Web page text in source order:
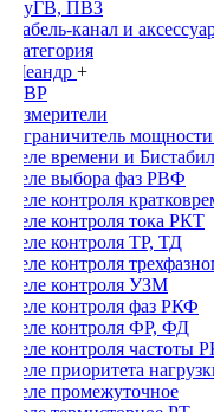
ПуГВ, ПВ3
Кабель-канал и
Категория
Меандр +
АВР
Измерители
Ограничитель
Реле времени и
Реле выбора фаз РВФ
Реле контроля
Реле контроля тока РКТ
Реле контроля ТР, ТД
Реле контроля
Реле контроля УЗМ
Реле контроля фаз РКФ
Реле контроля ФР, ФД
Реле контроля частоты
Реле приоритета
Реле промежуточное